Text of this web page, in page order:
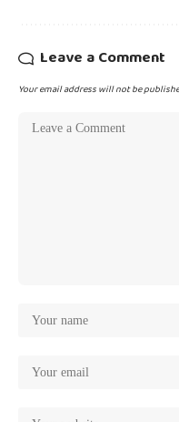
Leave a Comment
Your email address will not be